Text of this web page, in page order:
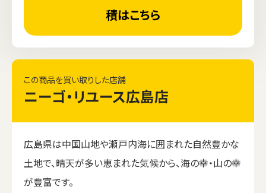
積はこちら
この商品を買い取りした店舗
ニーゴ・リユース広島店
広島県は中国山地や瀬戸内海に囲まれた自然豊かな
土地で、晴天が多い恵まれた気候から、海の幸・山の幸
が豊富です。